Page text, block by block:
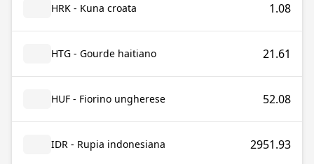
HRK - Kuna croata 1.08
HTG - Gourde haitiano 21.61
HUF - Fiorino ungherese 52.08
IDR - Rupia indonesiana 2951.93